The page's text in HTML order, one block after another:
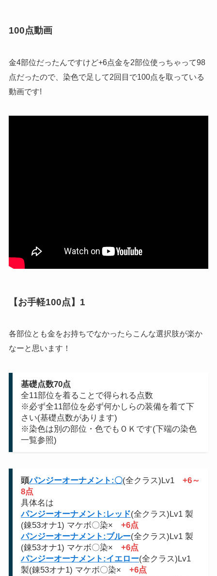
100点動画
金4部位だったんですけど+6点金を2部位使っちゃって98
点だったので、染色で足して2回目で100点を取っている
動画です!
【お手軽100点】1
各部位とも金をお持ちでなかったらこんな選択肢が楽か
なーと思います！
基礎点数70点
全11部位を着ることで得られる点数
※必ず全11部位を必ず何かしらの装備を着て下
さい(基礎点数があります)
※染色は別の部位・色でもＯＫです(下端の染色
一覧参照)
頭パンジーオーナメント:〇(全クラス)Lv1 +6～
8点
具体名は
パンジーオーナメント:レッド(全クラス)Lv1 製
(錬53オナ1) マケボ〇染× +6点
パンジーオーナメント:ブルー(全クラス)Lv1 製
(錬53オナ1) マケボ〇染× +6点
パンジーオーナメント:イエロー(全クラス)Lv1
製(錬53オナ1) マケボ〇染× +6点